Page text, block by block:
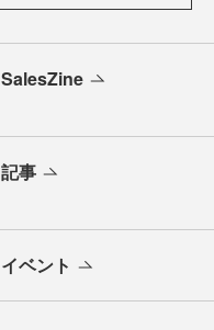
SalesZine
記事
イベント